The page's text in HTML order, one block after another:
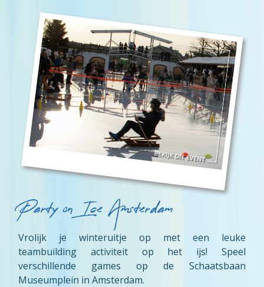
Party on Ice Amsterdam
Vrolijk je winteruitje op met een leuke
teambuilding activiteit op het ijs! Speel
verschillende games op de Schaatsbaan
Museumplein in Amsterdam.